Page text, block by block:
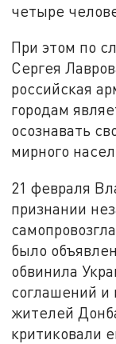
четыре
При этом по
Сергея
российская
городам
осознавать
мирного
21 февраля
признании
было
обвинила
соглашений и
жителей
критиковали